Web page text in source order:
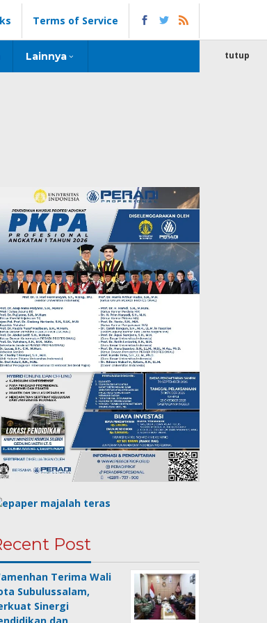
Terms of Service
Lainnya tutup
Post
Terima Wali
Subulussalam,
Sinergi